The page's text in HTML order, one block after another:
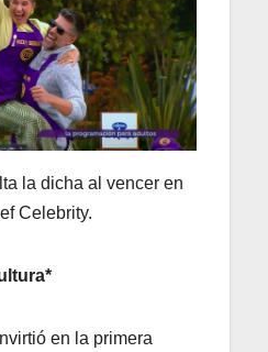
la dicha al vencer en
Celebrity.
en la primera